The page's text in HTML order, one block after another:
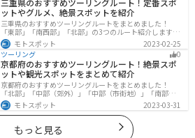
三重県のおすすめツーリングルート！定番スポ
ットやグルメ、絶景スポットを紹介
三重県のおすすめツーリングルートをまとめました！
「東部」「南西部」「北部」の3つのルート紹介します。
標高の高いスカイラインからリアス式海岸まであるの
で、飽きることなくツーリングを堪能できます。バイク
で三重県にツーリングに行く際は参考にしてください。
モトスポット
2023-02-25
ツーリング
0
京都府のおすすめツーリングルート！絶景スポ
ットや観光スポットをまとめて紹介
京都府のおすすめツーリングルートをまとめました！
「北部」「中部（郊外）」「中部（市街地）」「南部」
の4つのルート紹介します。古い町並みや神社仏閣、自然
に囲まれた風光明媚なスポットが数多く存在し、様々な
楽しみ方ができます。バイクで京都府にツーリングに行
く際は参考にしてください。
モトスポット 2023-03-31
もっと見る